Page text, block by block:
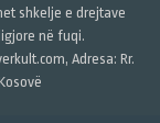
shkelje e drejtave
në fuqi.
Adresa: Rr.